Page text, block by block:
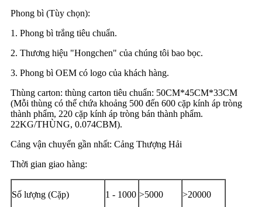
Phong bì (Tùy chọn):
1. Phong bì trắng tiêu chuẩn.
2. Thương hiệu "Hongchen" của chúng tôi bao bọc.
3. Phong bì OEM có logo của khách hàng.
Thùng carton: thùng carton tiêu chuẩn: 50CM*45CM*33CM
(Mỗi thùng có thể chứa khoảng 500 đến 600 cặp kính áp tròng
thành phẩm, 220 cặp kính áp tròng bán thành phẩm.
22KG/THÙNG, 0.074CBM).
Cảng vận chuyển gần nhất: Cảng Thượng Hải
Thời gian giao hàng:
Số lượng (Cặp) 1 - 1000 >5000 >20000